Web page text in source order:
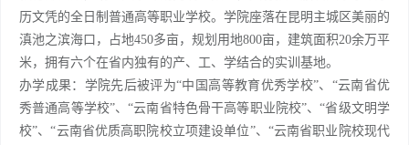
历文凭的全日制普通高等职业学校。学院座落在昆明主城区美丽的
滇池之滨海口，占地450多亩，规划用地800亩，建筑面积20余万平
米，拥有六个在省内独有的产、工、学结合的实训基地。
办学成果：学院先后被评为“中国高等教育优秀学校”、“云南省优
秀普通高等学校”、“云南省特色骨干高等职业院校”、“省级文明学
校”、“云南省优质高职院校立项建设单位”、“云南省职业院校现代